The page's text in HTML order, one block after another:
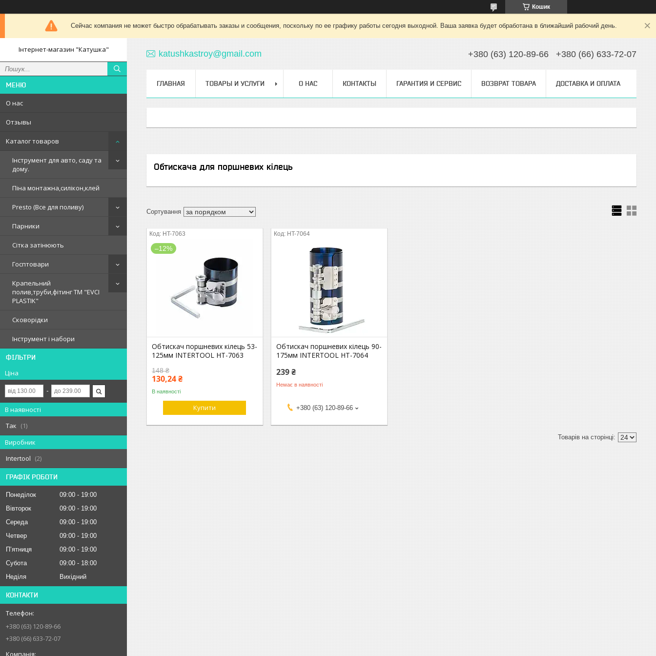
Кошик
Сейчас компания не может быстро обрабатывать заказы и сообщения, поскольку по ее графику работы сегодня выходной. Ваша заявка будет обработана в ближайший рабочий день.
Інтернет-магазин "Катушка"
О нас
Отзывы
Каталог товаров
Інструмент для авто, саду та
дому.
Піна монтажна,силікон,клей
Presto (Все для поливу)
Парники
Сітка затінюють
Госптовари
Крапельний
полив,труби,фітинг ТМ "EVCI
PLASTIK"
Сковорідки
Інструмент і набори
ФІЛЬТРИ
Ціна
В наявності
Так
1
Виробник
Intertool
2
ГРАФІК РОБОТИ
Понеділок 09:00
19:00
Вівторок
09:00
19:00
Середа
09:00
19:00
Четвер
09:00
19:00
Пʼятниця
09:00
19:00
Субота
09:00
18:00
Неділя
Вихідний
КОНТАКТИ
+380 (63) 120-89-66
+380 (66) 633-72-07
katushkastroy@gmail.com +380 (63) 120-89-66 +380 (66) 633-72-07
ГЛАВНАЯ ТОВАРЫ И УСЛУГИ О НАС КОНТАКТЫ ГАРАНТИЯ И СЕРВИС ВОЗВРАТ ТОВАРА ДОСТАВКА И ОПЛАТА
Обтискача для поршневих кілець
HT-7063
–12%
Обтискач поршневих кілець 53-
125мм INTERTOOL HT-7063
148 ₴
130,24 ₴
В наявності
Купити
HT-7064
Обтискач поршневих кілець 90-
175мм INTERTOOL HT-7064
239 ₴
Немає в наявності
+380 (63) 120-89-66